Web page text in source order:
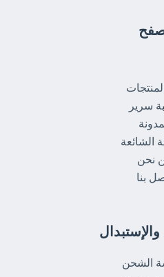
سرير
الشائعة
نحن
بنا
والإستبدال
الشحن